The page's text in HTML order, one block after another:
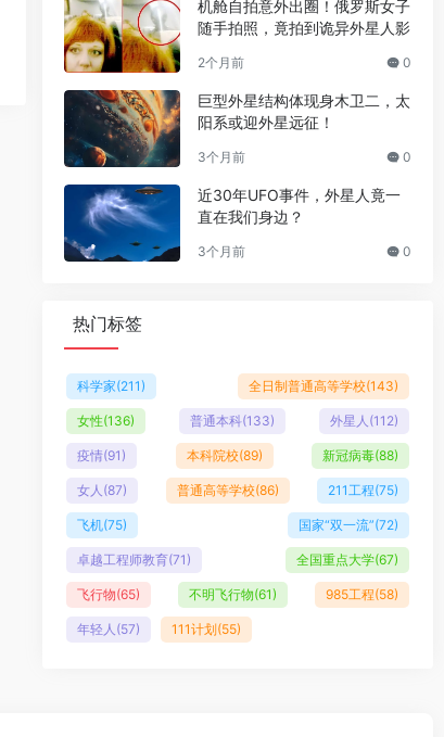
机舱自拍意外出圈！俄罗斯女子
随手拍照，竟拍到诡异外星人影
2个月前 0
巨型外星结构体现身木卫二，太
阳系或迎外星远征！
3个月前 0
近30年UFO事件，外星人竟一
直在我们身边？
3个月前 0
热门标签
科学家(211) 全日制普通高等学校(143)
女性(136) 普通本科(133) 外星人 (112)
疫情(91) 本科院校(89) 新冠病毒(88)
女人 (87) 普通高等学校(86) 211工程(75)
飞机(75) 国家“双一流”(72)
卓越工程师教育(71) 全国重点大学(67)
飞行物(65) 不明飞行物(61) 985工程(58)
年轻人 (57) 111计划(55)